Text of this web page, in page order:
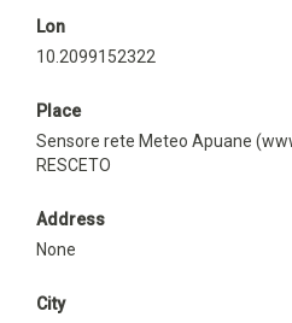
Lon
10.2099152322
Place
Sensore rete Meteo Apuane
RESCETO
Address
None
City